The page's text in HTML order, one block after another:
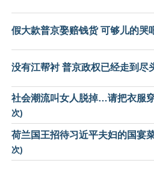
假大款普京娶赔钱货 可够儿的哭
没有江帮衬 普京政权已经走到尽
社会潮流叫女人脱掉…请把衣服
次)
荷兰国王招待习近平夫妇的国宴
次)